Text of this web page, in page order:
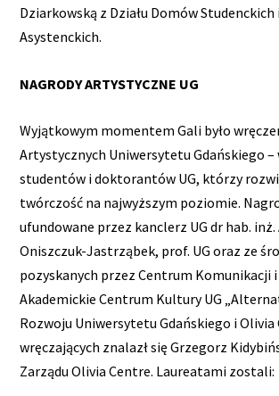
Dziarkowską z Działu Domów
Asystenckich.
NAGRODY ARTYSTYCZNE UG
Wyjątkowym momentem Gali było
Artystycznych Uniwersytetu Gdańskiego –
studentów i doktorantów UG, którzy
twórczość na najwyższym poziomie.
ufundowane przez kanclerz UG dr hab. inż.
Oniszczuk-Jastrząbek, prof. UG oraz ze
pozyskanych przez Centrum Komunikacji
Akademickie Centrum Kultury UG
Rozwoju Uniwersytetu Gdańskiego i Olivia
wręczających znalazł się Grzegorz
Zarządu Olivia Centre. Laureatami zostali: